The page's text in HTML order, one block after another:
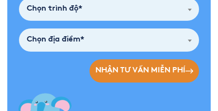
Chọn trình độ*
Chọn địa điểm*
NHẬN TƯ VẤN MIỄN PHÍ